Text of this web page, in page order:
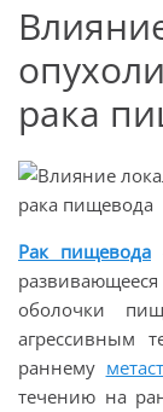
рака
Рак пищевода
оболочки
агрессивным
раннему
течению на